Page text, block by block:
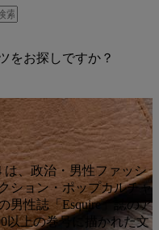
をお探しですか？
は、政治・男性ファッシ
ション・ポップカルチャ
男性誌「Esquire」誌のア
以上の巻号に描かれた文